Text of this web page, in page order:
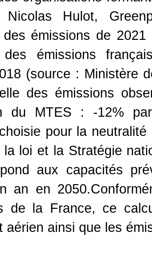
Nicolas Hulot,
des émissions de
des émissions
(source : Ministère
des émissions
du MTES : -12%
pour la neutralité
loi et la Stratégie
aux capacités
an en
de la France, ce
aérien ainsi que les